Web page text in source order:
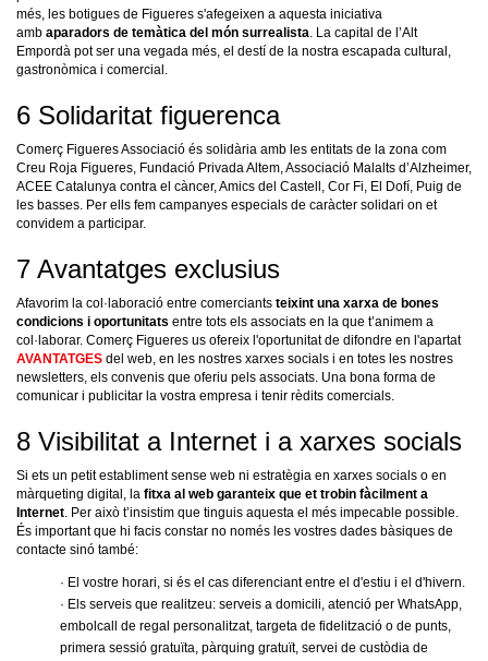
més, les botigues de Figueres s'afegeixen a aquesta iniciativa
amb aparadors de temàtica del món surrealista. La capital de l’Alt
Empordà pot ser una vegada més, el destí de la nostra escapada cultural,
gastronòmica i comercial.
6 Solidaritat figuerenca
Comerç Figueres Associació és solidària amb les entitats de la zona com
Creu Roja Figueres, Fundació Privada Altem, Associació Malalts d’Alzheimer,
ACEE Catalunya contra el càncer, Amics del Castell, Cor Fi, El Dofí, Puig de
les basses. Per ells fem campanyes especials de caràcter solidari on et
convidem a participar.
7 Avantatges exclusius
Afavorim la col·laboració entre comerciants teixint una xarxa de bones
condicions i oportunitats entre tots els associats en la que t’animem a
col·laborar. Comerç Figueres us ofereix l'oportunitat de difondre en l'apartat
AVANTATGES del web, en les nostres xarxes socials i en totes les nostres
newsletters, els convenis que oferiu pels associats. Una bona forma de
comunicar i publicitar la vostra empresa i tenir rèdits comercials.
8 Visibilitat a Internet i a xarxes socials
Si ets un petit establiment sense web ni estratègia en xarxes socials o en
màrqueting digital, la fitxa al web garanteix que et trobin fàcilment a
Internet. Per això t’insistim que tinguis aquesta el més impecable possible.
És important que hi facis constar no només les vostres dades bàsiques de
contacte sinó també:
· El vostre horari, si és el cas diferenciant entre el d'estiu i el d'hivern.
· Els serveis que realitzeu: serveis a domicili, atenció per WhatsApp,
embolcall de regal personalitzat, targeta de fidelització o de punts,
primera sessió gratuïta, pàrquing gratuït, servei de custòdia de